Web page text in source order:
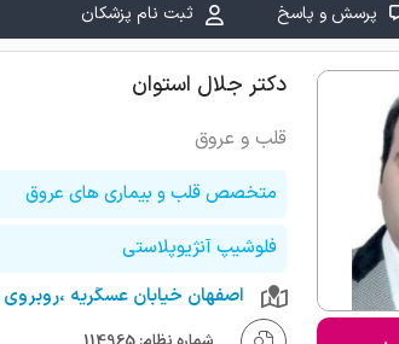
پرسش و پاسخ ثبت نام پزشکان
دکتر جلال استوان
قلب و عروق
متخصص قلب و بیماری های عروق
فلوشیپ آنژیوپلاستی
اصفهان خیابان عسگریه